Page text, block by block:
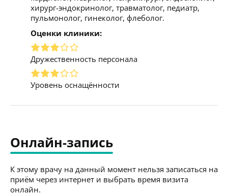
хирург-эндокринолог, травматолог, педиатр,
пульмонолог, гинеколог, флеболог.
Оценки клиники:
Дружественность персонала
Уровень оснащённости
Онлайн-запись
К этому врачу на данный момент нельзя записаться на
приём через интернет и выбрать время визита
онлайн.